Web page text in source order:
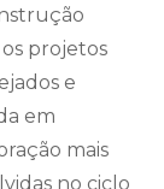
projetos
e
em
mais
no ciclo